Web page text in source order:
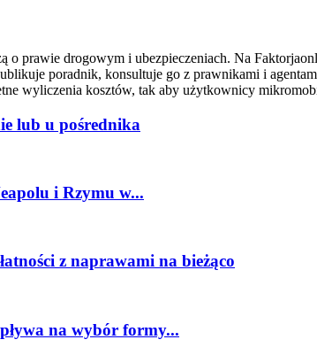
prawie drogowym i ubezpieczeniach. Na
poradnik, konsultuje go z prawnikami i
wyliczenia kosztów, tak aby użytkownicy
lub u pośrednika
i Rzymu w...
z naprawami na bieżąco
na wybór formy...